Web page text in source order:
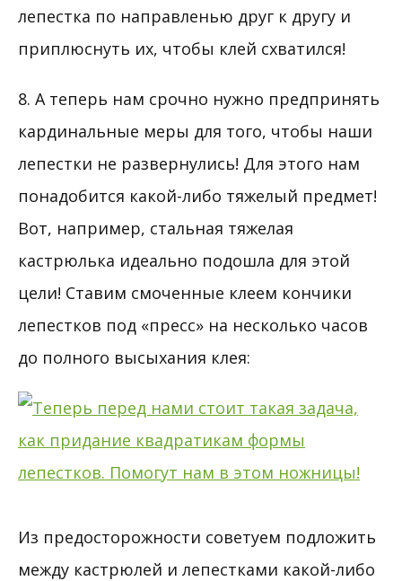
лепестка по направленью друг к другу и
приплюснуть их, чтобы клей схватился!
8. А теперь нам срочно нужно предпринять
кардинальные меры для того, чтобы наши
лепестки не развернулись! Для этого нам
понадобится какой-либо тяжелый предмет!
Вот, например, стальная тяжелая
кастрюлька идеально подошла для этой
цели! Ставим смоченные клеем кончики
лепестков под «пресс» на несколько часов
до полного высыхания клея:
Из предосторожности советуем подложить
между кастрюлей и лепестками какой-либо